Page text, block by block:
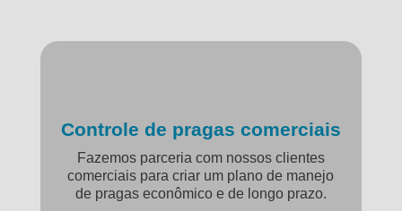
Controle de pragas comerciais
Fazemos parceria com nossos clientes
comerciais para criar um plano de manejo
de pragas econômico e de longo prazo.